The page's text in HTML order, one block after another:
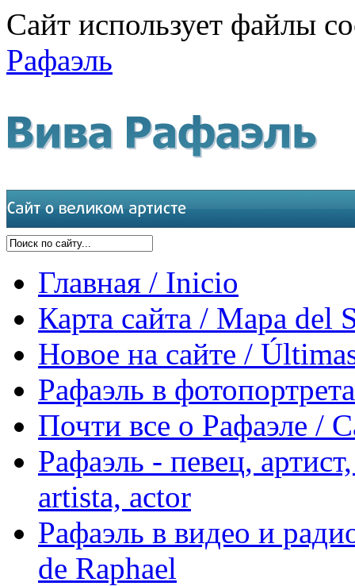
Сайт использует файлы
Рафаэль
Главная / Inicio
Карта сайта / Mapa del
Новое на сайте /
Рафаэль в
Почти все о Рафаэле /
Рафаэль - певец,
artista, actor
Рафаэль в видео и
de Raphael